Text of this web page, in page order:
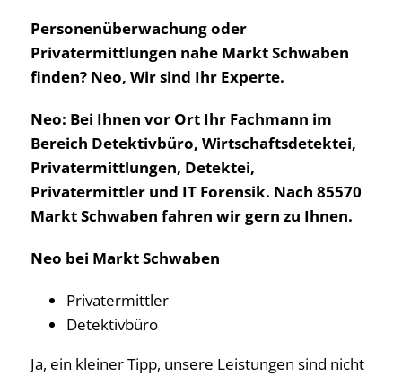
Personenüberwachung oder
Privatermittlungen nahe Markt Schwaben
finden? Neo, Wir sind Ihr Experte.
Neo: Bei Ihnen vor Ort Ihr Fachmann im
Bereich Detektivbüro, Wirtschaftsdetektei,
Privatermittlungen, Detektei,
Privatermittler und IT Forensik. Nach 85570
Markt Schwaben fahren wir gern zu Ihnen.
Neo bei Markt Schwaben
Privatermittler
Detektivbüro
Ja, ein kleiner Tipp, unsere Leistungen sind nicht